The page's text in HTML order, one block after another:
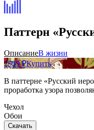
Паттерн
ОписаниеВ жизни
2999 ₽Купить
В паттерне «Русский
проработка узора
Чехол
Обои
Скачать